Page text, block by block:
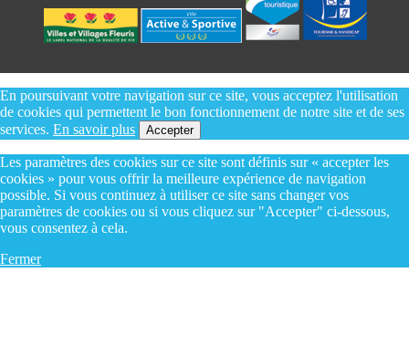
En poursuivant votre navigation sur ce site, vous acceptez l'utilisation
de cookies qui permettent le bon fonctionnement de notre site et de ses
services. En savoir plus Accepter
Les paramètres des cookies sur ce site sont définis sur « accepter les
cookies » pour vous offrir la meilleure expérience de navigation
possible. Si vous continuez à utiliser ce site sans changer vos
paramètres de cookies ou si vous cliquez sur "Accepter" ci-dessous,
vous consentez à cela.
Fermer